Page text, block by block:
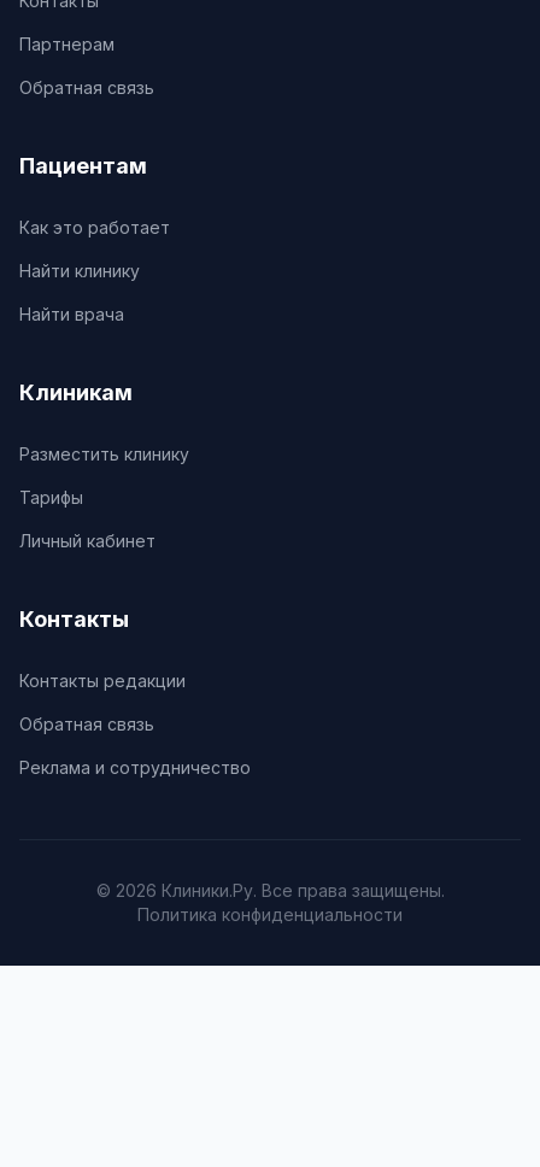
Партнерам
Обратная связь
Пациентам
Как это работает
Найти клинику
Найти врача
Клиникам
Разместить клинику
Тарифы
Личный кабинет
Контакты
Контакты редакции
Обратная связь
Реклама и сотрудничество
© 2026 Клиники.Ру. Все права защищены.
Политика конфиденциальности